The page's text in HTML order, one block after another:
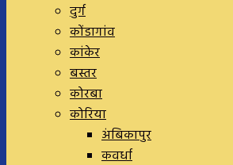
दुर्ग
कोंडागांव
कांकेर
बस्तर
कोरबा
कोरिया
अंबिकापुर
कवर्धा